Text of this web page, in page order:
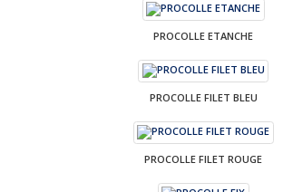
PROCOLLE ETANCHE
PROCOLLE FILET BLEU
PROCOLLE FILET ROUGE